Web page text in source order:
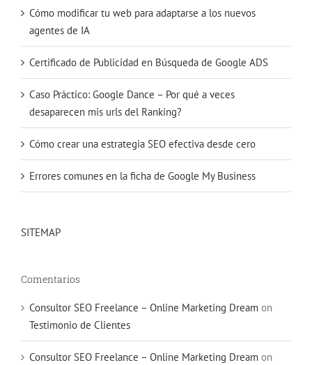
Cómo modificar tu web para adaptarse a los nuevos
agentes de IA
Certificado de Publicidad en Búsqueda de Google ADS
Caso Práctico: Google Dance – Por qué a veces
desaparecen mis urls del Ranking?
Cómo crear una estrategia SEO efectiva desde cero
Errores comunes en la ficha de Google My Business
SITEMAP
Comentarios
Consultor SEO Freelance – Online Marketing Dream on
Testimonio de Clientes
Consultor SEO Freelance – Online Marketing Dream on